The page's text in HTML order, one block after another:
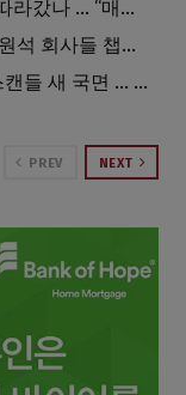
미셸 스틸 남편, 대사 외교일정에 왜 따라갔나 … “매우 이례적”
[속보] 한인 투자자들 돈 묶였나 … 김원석 회사들 챕터7 강제파산·자진파산 잇따라 신청
[단독] ‘수천만 달러’ 김원석 부동산 스캔들 새 국면 … 한인 투자자들 소송 잇따라 ‘디폴트’ 절차
PREV NEXT